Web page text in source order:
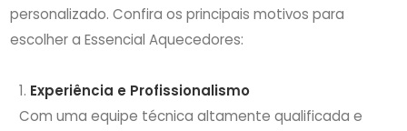
personalizado. Confira os principais motivos para
escolher a Essencial Aquecedores:
Experiência e Profissionalismo
Com uma equipe técnica altamente qualificada e